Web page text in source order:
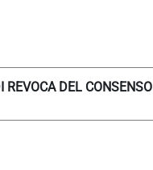
REVOCA DEL CONSENSO